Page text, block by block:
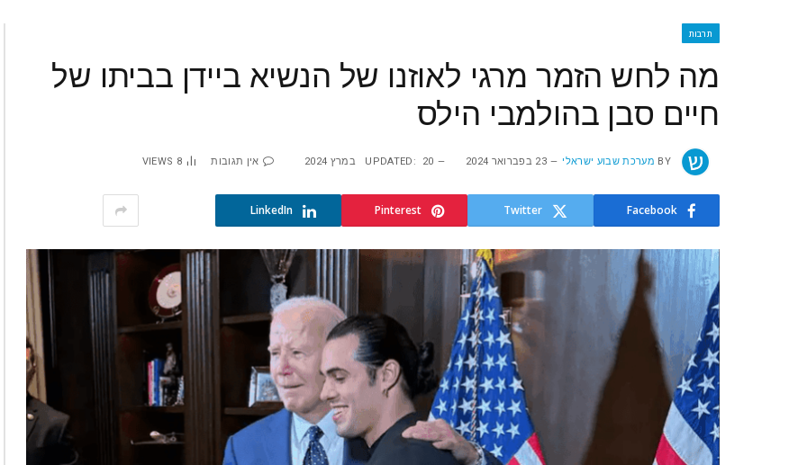
תרבות
מה לחש הזמר מרגי לאוזנו של הנשיא ביידן בביתו של
חיים סבן בהולמבי הילס
BY מערכת שבוע ישראלי 23 בפברואר 2024 UPDATED: 20 במרץ 2024 אין תגובות 8
VIEWS
Facebook
Twitter
Pinterest
LinkedIn